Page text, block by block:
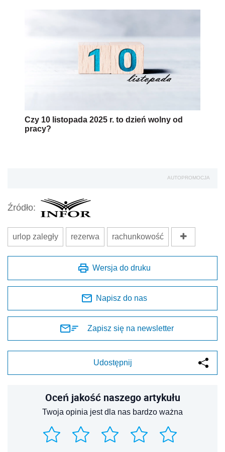
Czy 10 listopada 2025 r. to dzień wolny od
pracy?
AUTOPROMOCJA
Źródło:
urlop zaległy rezerwa rachunkowość
Wersja do druku
Napisz do nas
Zapisz się na newsletter
Udostępnij
Oceń jakość naszego artykułu
Twoja opinia jest dla nas bardzo ważna